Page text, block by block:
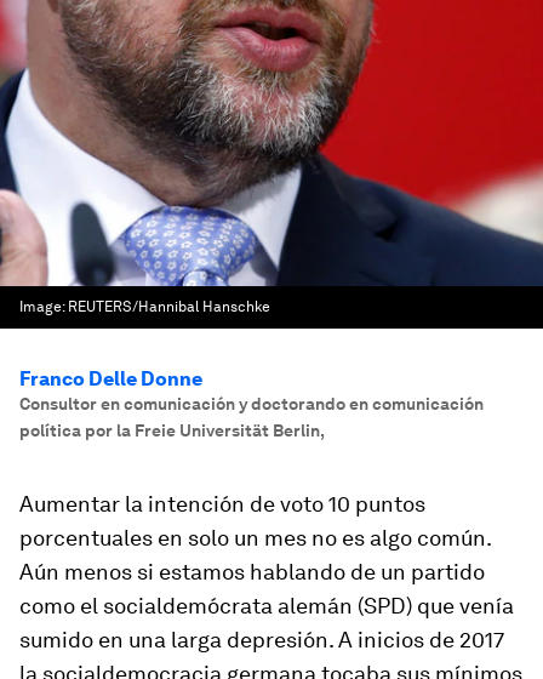
Image: REUTERS/Hannibal Hanschke
Franco Delle Donne
Consultor en comunicación y doctorando en comunicación
política por la Freie Universität Berlin,
Aumentar la intención de voto 10 puntos
porcentuales en solo un mes no es algo común.
Aún menos si estamos hablando de un partido
como el socialdemócrata alemán (SPD) que venía
sumido en una larga depresión. A inicios de 2017
la socialdemocracia germana tocaba sus mínimos